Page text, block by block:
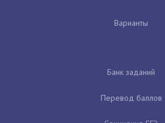
Варианты
Банк заданий
Перевод баллов